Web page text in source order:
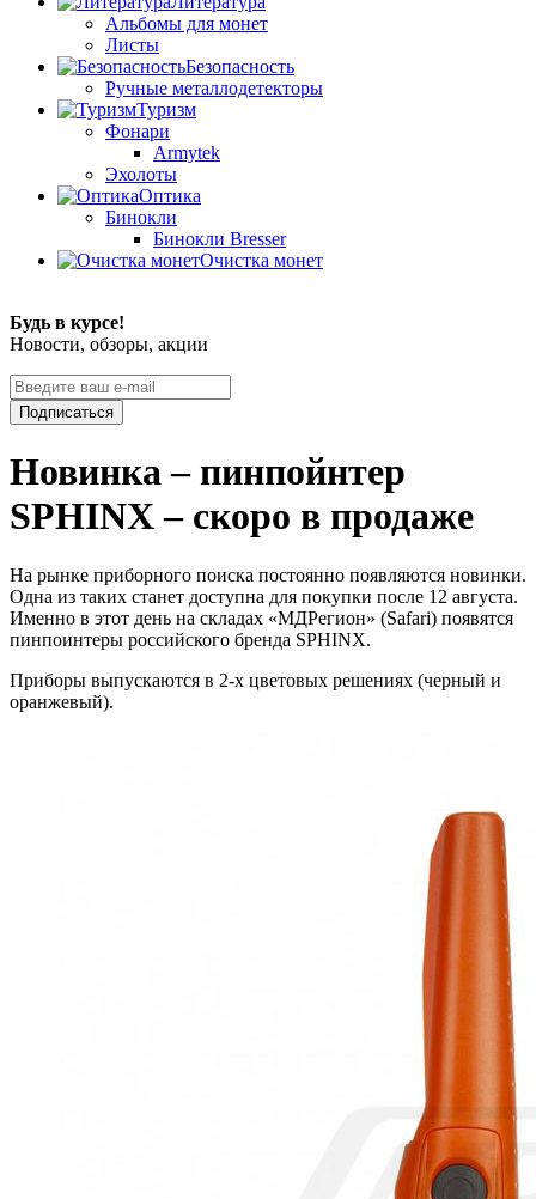
Альбомы для монет
Листы
Безопасность
Ручные металлодетекторы
Туризм
Фонари
Armytek
Эхолоты
Оптика
Бинокли
Бинокли Bresser
Очистка монет
Будь в курсе!
Новости, обзоры, акции
Подписаться
Новинка – пинпойнтер
SPHINX – скоро в продаже
На рынке приборного поиска постоянно появляются новинки.
Одна из таких станет доступна для покупки после 12 августа.
Именно в этот день на складах «МДРегион» (Safari) появятся
пинпоинтеры российского бренда SPHINX.
Приборы выпускаются в 2-х цветовых решениях (черный и
оранжевый).